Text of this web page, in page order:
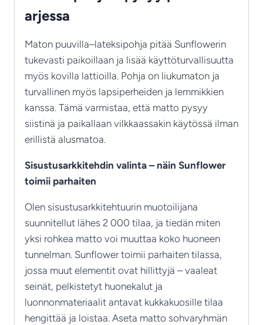
arjessa
Maton puuvilla–lateksipohja pitää Sunflowerin
tukevasti paikoillaan ja lisää käyttöturvallisuutta
myös kovilla lattioilla. Pohja on liukumaton ja
turvallinen myös lapsiperheiden ja lemmikkien
kanssa. Tämä varmistaa, että matto pysyy
siistinä ja paikallaan vilkkaassakin käytössä ilman
erillistä alusmatoa.
Sisustusarkkitehdin valinta – näin Sunflower
toimii parhaiten
Olen sisustusarkkitehtuurin muotoilijana
suunnitellut lähes 2 000 tilaa, ja tiedän miten
yksi rohkea matto voi muuttaa koko huoneen
tunnelman. Sunflower toimii parhaiten tilassa,
jossa muut elementit ovat hillittyjä – vaaleat
seinät, pelkistetyt huonekalut ja
luonnonmateriaalit antavat kukkakuosille tilaa
hengittää ja loistaa. Aseta matto sohvaryhmän